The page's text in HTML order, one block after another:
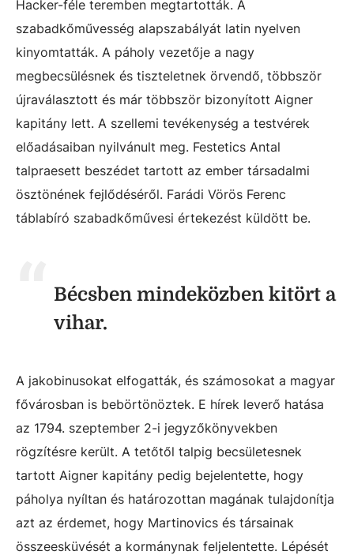
Hacker-féle teremben megtartották. A
szabadkőművesség alapszabályát latin nyelven
kinyomtatták. A páholy vezetője a nagy
megbecsülésnek és tiszteletnek örvendő, többször
újraválasztott és már többször bizonyított Aigner
kapitány lett. A szellemi tevékenység a testvérek
előadásaiban nyilvánult meg. Festetics Antal
talpraesett beszédet tartott az ember társadalmi
ösztönének fejlődéséről. Farádi Vörös Ferenc
táblabíró szabadkőművesi értekezést küldött be.
Bécsben mindeközben kitört a
vihar.
A jakobinusokat elfogatták, és számosokat a magyar
fővárosban is bebörtönöztek. E hírek leverő hatása
az 1794. szeptember 2-i jegyzőkönyvekben
rögzítésre került. A tetőtől talpig becsületesnek
tartott Aigner kapitány pedig bejelentette, hogy
páholya nyíltan és határozottan magának tulajdonítja
azt az érdemet, hogy Martinovics és társainak
összeesküvését a kormánynak feljelentette. Lépését